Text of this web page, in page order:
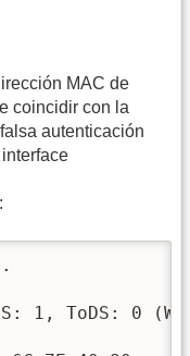
MAC de
coincidir con la
autenticación
1, ToDS: 0